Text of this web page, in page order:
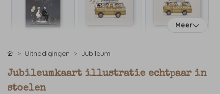
Meer
Uitnodigingen Jubileum
Jubileumkaart illustratie echtpaar in
stoelen